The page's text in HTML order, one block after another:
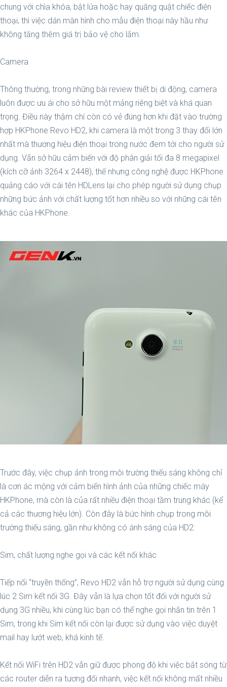
chung với chìa khóa, bật lửa hoặc hay quăng quật chiếc điện
thoại, thì việc dán màn hình cho mẫu điện thoại này hầu như
không tăng thêm giá trị bảo vệ cho lắm.
Camera
Thông thường, trong những bài review thiết bị di động, camera
luôn được ưu ái cho sở hữu một mảng riêng biệt và khá quan
trọng. Điều này thậm chí còn có vẻ đúng hơn khi đặt vào trường
hợp HKPhone Revo HD2, khi camera là một trong 3 thay đổi lớn
nhất mà thương hiệu điện thoại trong nước đem tới cho người sử
dụng. Vẫn sở hữu cảm biến với độ phân giải tối đa 8 megapixel
(kích cỡ ảnh 3264 x 2448), thế nhưng công nghệ được HKPhone
quảng cáo với cái tên HDLens lại cho phép người sử dụng chụp
những bức ảnh với chất lượng tốt hơn nhiều so với những cái tên
khác của HKPhone.
Trước đây, việc chụp ảnh trong môi trường thiếu sáng không chỉ
là cơn ác mộng với cảm biến hình ảnh của những chiếc máy
HKPhone, mà còn là của rất nhiều điện thoại tầm trung khác (kể
cả các thương hiệu lớn). Còn đây là bức hình chụp trong môi
trường thiếu sáng, gần như không có ánh sáng của HD2:
Sim, chất lượng nghe gọi và các kết nối khác
Tiếp nối “truyền thống”, Revo HD2 vẫn hỗ trợ người sử dụng cùng
lúc 2 Sim kết nối 3G. Đây vẫn là lựa chọn tốt đối với người sử
dụng 3G nhiều, khi cùng lúc bạn có thể nghe gọi nhắn tin trên 1
Sim, trong khi Sim kết nối còn lại được sử dụng vào việc duyệt
mail hay lướt web, khá kinh tế.
Kết nối WiFi trên HD2 vẫn giữ được phong độ khi việc bắt sóng từ
các router diễn ra tương đối nhanh, việc kết nối không mất nhiều